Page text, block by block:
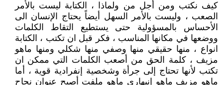
كيف نكتب ومن أجل من ولماذا ، الكتابة ليست بالأمر
الصعب ، وليست بالأمر السهل أيضاً يحتاج الإنسان الى
الأحساس بالمسؤولية حتى يستطيع التقاط الكلمات
ووضعها في مكانها المناسب ، فكر قبل ان تكتب ، الكتابة
انواع ، منها حقيقي منها وصفي منها شكلي ومنها ماهو
مزيف ، كلمة الحق من أصعب الكلمات التي ممكن ان
تكتب لأنها تحتاج إلى جرأة وشخصية إنفرادية قوية ، أما
ماهو مزيف ماهو إنبهاري ماهو ملفت أصبح عنوان نجاح